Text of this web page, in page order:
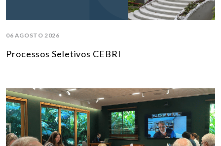
06 AGOSTO 2026
Processos Seletivos CEBRI